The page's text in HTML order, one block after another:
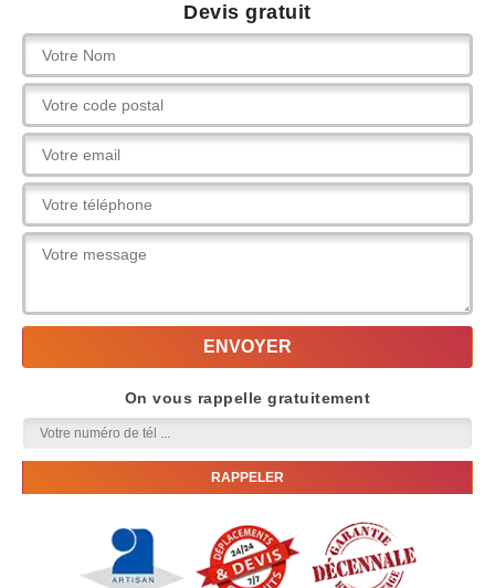
Devis gratuit
On vous rappelle gratuitement